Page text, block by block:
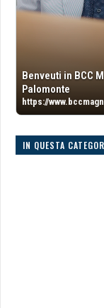
Benveuti in BCC
Palomonte
https://
IN QUESTA